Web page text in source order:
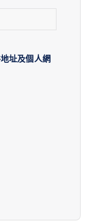
址及個人網